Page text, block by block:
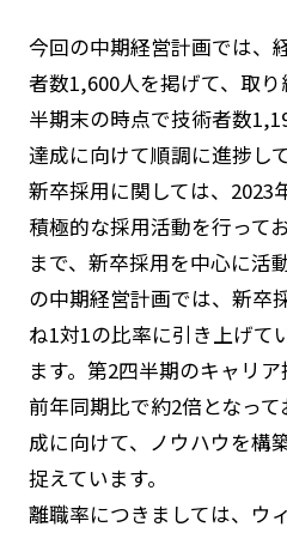
今回の中期経営計画では、
者数1,600人を掲げて、取
半期末の時点で技術者数
達成に向けて順調に進捗して
新卒採用に関しては、2023
積極的な採用活動を行って
まで、新卒採用を中心に活
の中期経営計画では、新卒
ね1対1の比率に引き上げて
ます。第2四半期のキャリア
前年同期比で約2倍となっ
成に向けて、ノウハウを構
捉えています。
離職率につきましては、ウ